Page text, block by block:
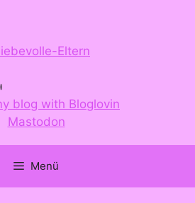
blog with Bloglovin
Mastodon
Menü